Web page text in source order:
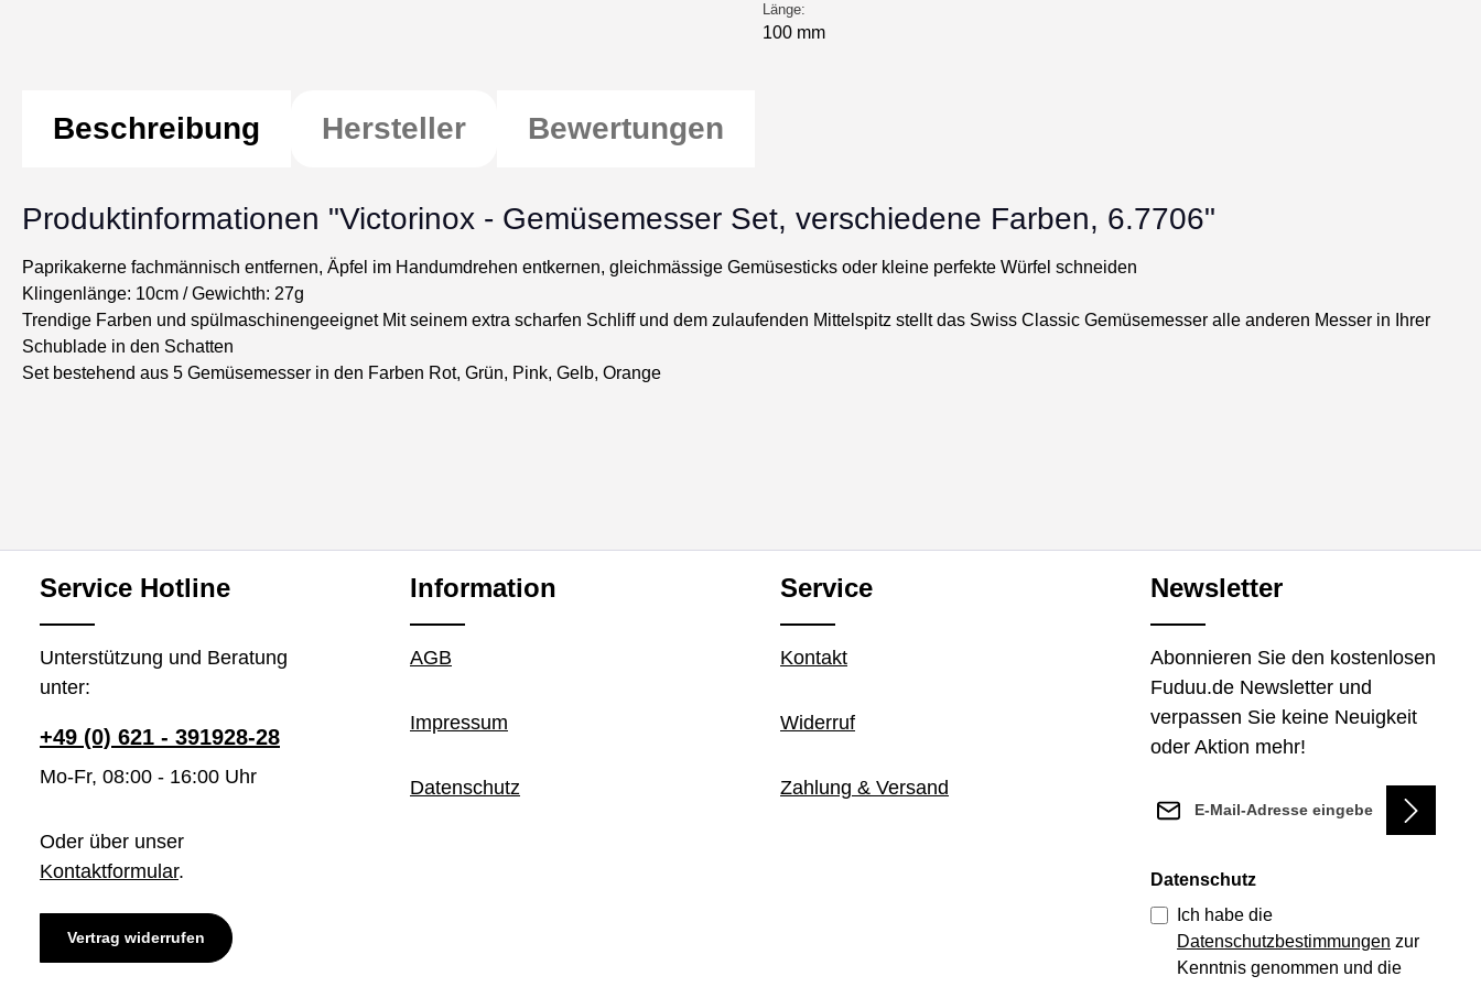
Länge:
100 mm
Beschreibung Hersteller Bewertungen
Produktinformationen "Victorinox - Gemüsemesser Set, verschiedene Farben, 6.7706"
Paprikakerne fachmännisch entfernen, Äpfel im Handumdrehen entkernen, gleichmässige Gemüsesticks oder kleine perfekte Würfel schneiden
Klingenlänge: 10cm / Gewichth: 27g
Trendige Farben und spülmaschinengeeignet Mit seinem extra scharfen Schliff und dem zulaufenden Mittelspitz stellt das Swiss Classic Gemüsemesser alle anderen Messer in Ihrer
Schublade in den Schatten
Set bestehend aus 5 Gemüsemesser in den Farben Rot, Grün, Pink, Gelb, Orange
Service Hotline
Unterstützung und Beratung
unter:
+49 (0) 621 - 391928-28
Mo-Fr, 08:00 - 16:00 Uhr
Oder über unser
Kontaktformular.
Vertrag widerrufen
Information
AGB
Impressum
Datenschutz
Service
Kontakt
Widerruf
Zahlung & Versand
Newsletter
Abonnieren Sie den kostenlosen
Fuduu.de Newsletter und
verpassen Sie keine Neuigkeit
oder Aktion mehr!
Datenschutz
Ich habe die
Datenschutzbestimmungen zur
Kenntnis genommen und die